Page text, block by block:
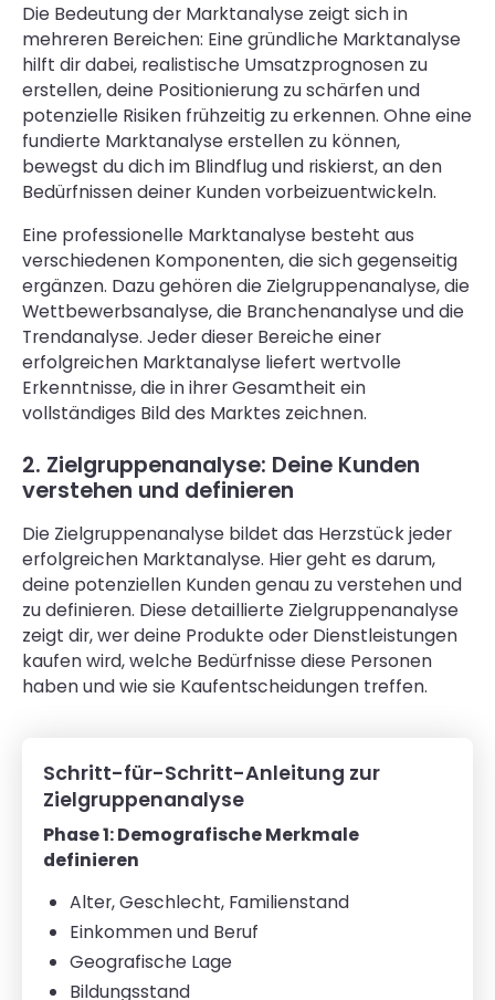
Die Bedeutung der Marktanalyse zeigt sich in
mehreren Bereichen: Eine gründliche Marktanalyse
hilft dir dabei, realistische Umsatzprognosen zu
erstellen, deine Positionierung zu schärfen und
potenzielle Risiken frühzeitig zu erkennen. Ohne eine
fundierte Marktanalyse erstellen zu können,
bewegst du dich im Blindflug und riskierst, an den
Bedürfnissen deiner Kunden vorbeizuentwickeln.
Eine professionelle Marktanalyse besteht aus
verschiedenen Komponenten, die sich gegenseitig
ergänzen. Dazu gehören die Zielgruppenanalyse, die
Wettbewerbsanalyse, die Branchenanalyse und die
Trendanalyse. Jeder dieser Bereiche einer
erfolgreichen Marktanalyse liefert wertvolle
Erkenntnisse, die in ihrer Gesamtheit ein
vollständiges Bild des Marktes zeichnen.
2. Zielgruppenanalyse: Deine Kunden
verstehen und definieren
Die Zielgruppenanalyse bildet das Herzstück jeder
erfolgreichen Marktanalyse. Hier geht es darum,
deine potenziellen Kunden genau zu verstehen und
zu definieren. Diese detaillierte Zielgruppenanalyse
zeigt dir, wer deine Produkte oder Dienstleistungen
kaufen wird, welche Bedürfnisse diese Personen
haben und wie sie Kaufentscheidungen treffen.
Schritt-für-Schritt-Anleitung zur
Zielgruppenanalyse
Phase 1: Demografische Merkmale
definieren
Alter, Geschlecht, Familienstand
Einkommen und Beruf
Geografische Lage
Bildungsstand